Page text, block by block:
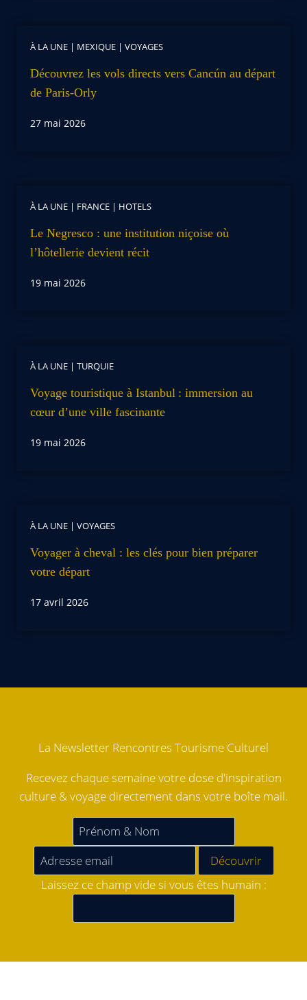
À LA UNE | MEXIQUE | VOYAGES
Découvrez les vols directs vers Cancún au départ
de Paris-Orly
27 mai 2026
À LA UNE | FRANCE | HOTELS
Le Negresco : une institution niçoise où
l’hôtellerie devient récit
19 mai 2026
À LA UNE | TURQUIE
Voyage touristique à Istanbul : immersion au
cœur d’une ville fascinante
19 mai 2026
À LA UNE | VOYAGES
Voyager à cheval : les clés pour bien préparer
votre départ
17 avril 2026
La Newsletter Rencontres Tourisme Culturel
Recevez chaque semaine votre dose d'inspiration
culture & voyage directement dans votre boîte mail.
Laissez ce champ vide si vous êtes humain :